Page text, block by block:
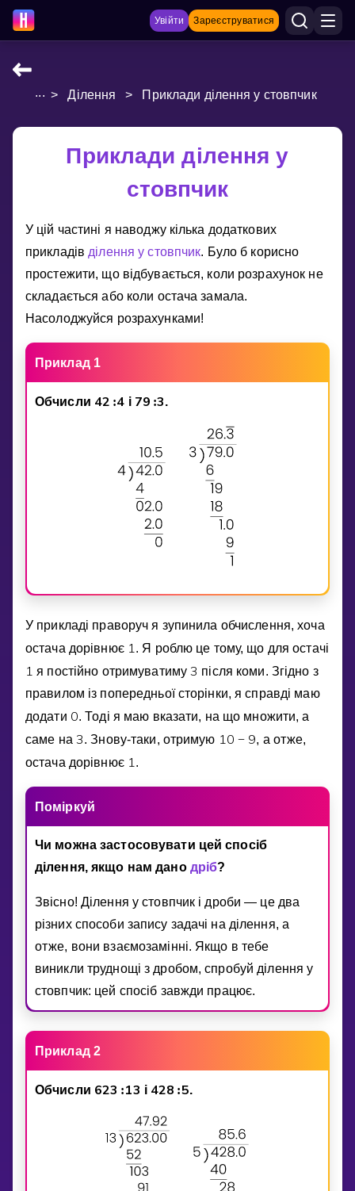
Увійти Зареєструватися
НАВЧАЛЬНІ МАТЕРІАЛИ
Показати більше
Multiplication Master
Джуніор-матем
Показати більше
Select curriculum
... > Ділення > Приклади ділення у стовпчик
Приклади ділення у
стовпчик
У цiй частинi я наводжу кiлька додаткових
прикладiв дiлення у стовпчик. Було б корисно
простежити, що вiдбувається, коли розрахунок не
складається або коли остача замала.
Насолоджуйся розрахунками!
Приклад 1
Обчисли 42 :4 i 79 :3.
У прикладi праворуч я зупинила обчислення, хоча
остача дорiвнює 1 . Я роблю це тому, що для остачi
1 я постiйно отримуватиму3 пiсля коми. Згiдно з
правилом iз попередньої сторiнки, я справдi маю
додати 0. Тодi я маю вказати, на що множити, а
саме на 3. Знову-таки, отримую 1 0 − 9, а отже,
остача дорiвнює 1 .
Помiркуй
Чи можна застосовувати цей спосiб
дiлення, якщо нам дано дрiб?
Звiсно! Дiлення у стовпчик i дроби — це два
рiзних способи запису задачi на дiлення, а
отже, вони взаємозамiннi. Якщо в тебе
виникли труднощi з дробом, спробуй дiлення у
стовпчик: цей спосiб завжди працює.
Приклад 2
Обчисли 623 :13 i 428 :5.